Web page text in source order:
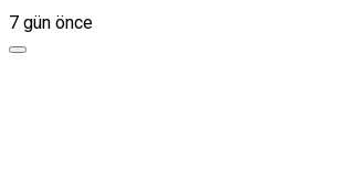
7 gün önce